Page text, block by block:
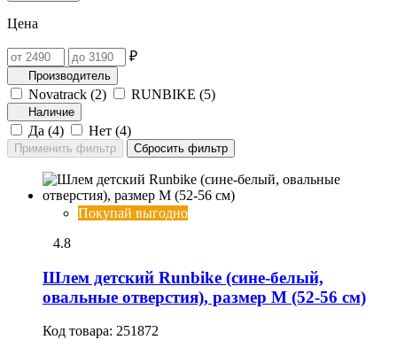
Цена
₽
Производитель
Novatrack (2) RUNBIKE (5)
Наличие
Да (4) Нет (4)
Покупай выгодно
4.8
Шлем детский Runbike (сине-белый,
овальные отверстия), размер M (52-56 см)
Код товара: 251872